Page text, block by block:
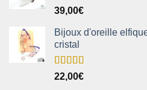
Note5.00
sur 5
39,00€
Bijoux d'oreille
cristal
Note5.00
sur 5
22,00€